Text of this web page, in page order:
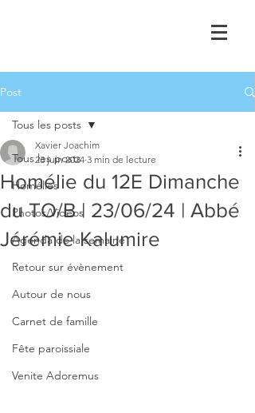
Post
Tous les posts
Homélies
Photos/Vidéos
Agenda de la semaine
Retour sur évènement
Autour de nous
Carnet de famille
Fête paroissiale
Venite Adoremus
Tous les posts
Homélie du 12E Dimanche
du TO/B | 23/06/24 | Abbé
Jérémie Kalumire
Xavier Joachim
23 juin 2024 3 min de lecture